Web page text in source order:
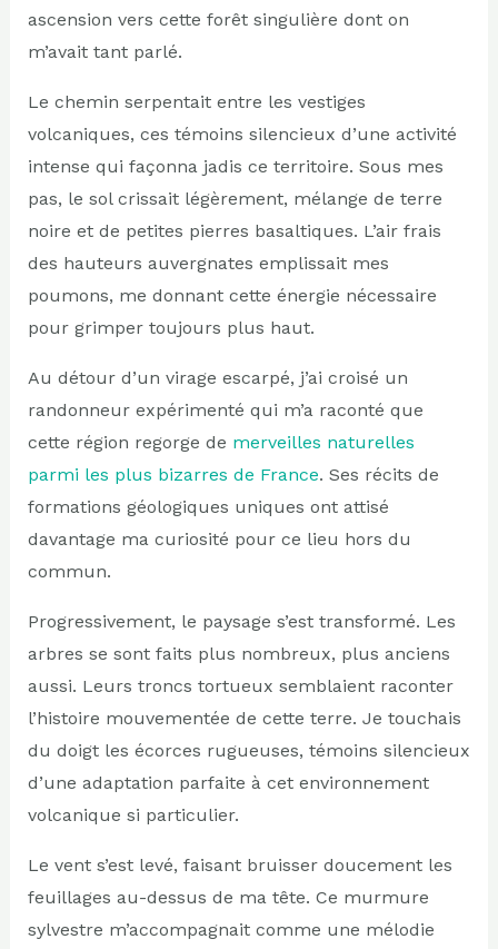
ascension vers cette forêt singulière dont on
m’avait tant parlé.
Le chemin serpentait entre les vestiges
volcaniques, ces témoins silencieux d’une activité
intense qui façonna jadis ce territoire. Sous mes
pas, le sol crissait légèrement, mélange de terre
noire et de petites pierres basaltiques. L’air frais
des hauteurs auvergnates emplissait mes
poumons, me donnant cette énergie nécessaire
pour grimper toujours plus haut.
Au détour d’un virage escarpé, j’ai croisé un
randonneur expérimenté qui m’a raconté que
cette région regorge de merveilles naturelles
parmi les plus bizarres de France. Ses récits de
formations géologiques uniques ont attisé
davantage ma curiosité pour ce lieu hors du
commun.
Progressivement, le paysage s’est transformé. Les
arbres se sont faits plus nombreux, plus anciens
aussi. Leurs troncs tortueux semblaient raconter
l’histoire mouvementée de cette terre. Je touchais
du doigt les écorces rugueuses, témoins silencieux
d’une adaptation parfaite à cet environnement
volcanique si particulier.
Le vent s’est levé, faisant bruisser doucement les
feuillages au-dessus de ma tête. Ce murmure
sylvestre m’accompagnait comme une mélodie